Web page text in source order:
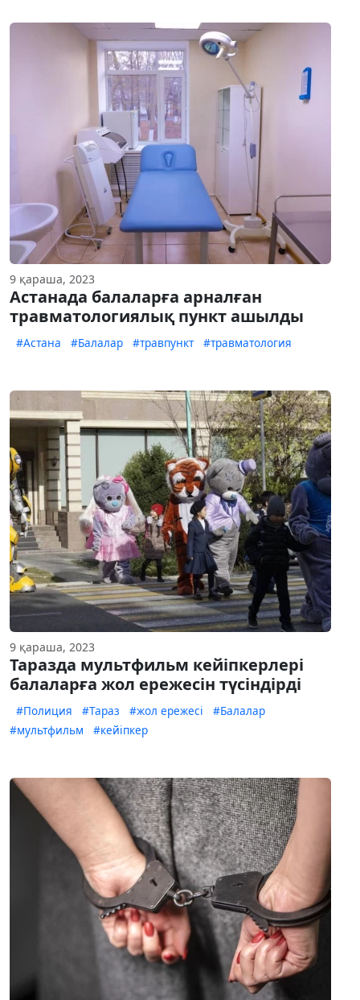
9 қараша, 2023
Астанада балаларға арналған
травматологиялық пункт ашылды
#Астана #Балалар #травпункт #травматология
9 қараша, 2023
Таразда мультфильм кейіпкерлері
балаларға жол ережесін түсіндірді
#Полиция #Тараз #жол ережесі
#Балалар
#мультфильм
#кейіпкер